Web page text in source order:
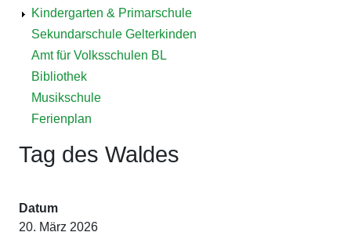
Detailnavigation
Bildung
Information
Kindergarten & Primarschule
Sekundarschule Gelterkinden
Amt für Volksschulen BL
Bibliothek
Musikschule
Ferienplan
Tag des Waldes
Datum
20. März 2026